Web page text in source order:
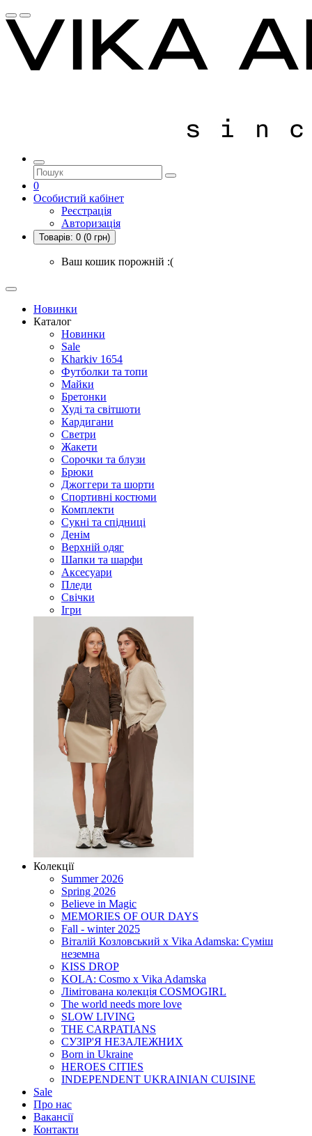
0
Особистий кабінет
Реєстрація
Авторизація
Товарів: 0 (0 грн)
Ваш кошик порожній :(
Новинки
Каталог
Новинки
Sale
Kharkiv 1654
Футболки та топи
Майки
Бретонки
Худі та світшоти
Кардигани
Светри
Жакети
Сорочки та блузи
Брюки
Джоггери та шорти
Спортивні костюми
Комплекти
Сукні та спідниці
Денім
Верхній одяг
Шапки та шарфи
Аксесуари
Пледи
Свічки
Ігри
Колекції
Summer 2026
Spring 2026
Believe in Magic
MEMORIES OF OUR DAYS
Fall - winter 2025
Віталій Козловський x Vika Adamska: Суміш
неземна
KISS DROP
KOLA: Cosmo x Vika Adamska
Лімітована колекція COSMOGIRL
The world needs more love
SLOW LIVING
THE CARPATIANS
СУЗІР'Я НЕЗАЛЕЖНИХ
Born in Ukraine
HEROES CITIES
INDEPENDENT UKRAINIAN CUISINE
Sale
Про нас
Вакансії
Контакти